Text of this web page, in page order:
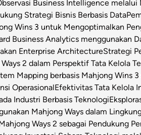
Business Intelligence
Strategi Bisnis Berbasis Data
Wins 3 untuk Mengoptimalkan
Business Analytics menggunakan
Enterprise ArchitectureStrategi
2 dalam Perspektif Tata Kelola
Mapping berbasis Mahjong Wins
OperasionalEfektivitas Tata Kelola
Industri Berbasis Teknologi
Mahjong Ways dalam
Ways 2 sebagai Pendukung